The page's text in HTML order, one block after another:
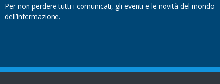
Per non perdere tutti i comunicati, gli eventi e le novità del mondo
dell’informazione.